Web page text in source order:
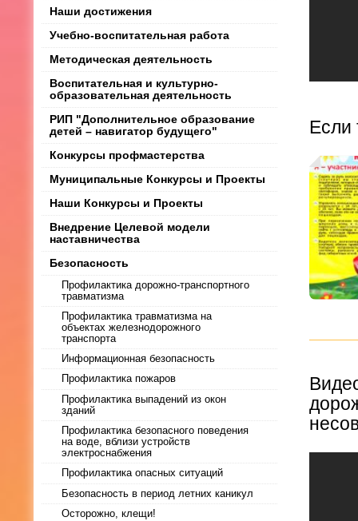
Наши достижения
Учебно-воспитательная работа
Методическая деятельность
Воспитательная и культурно-
образовательная деятельность
РИП "Дополнительное образование
детей – навигатор будущего"
Конкурсы профмастерства
Муниципальные Конкурсы и Проекты
Наши Конкурсы и Проекты
Внедрение Целевой модели
наставничества
Безопасность
Профилактика дорожно-транспортного
травматизма
Профилактика травматизма на
объектах железнодорожного
транспорта
Информационная безопасность
Профилактика пожаров
Профилактика выпадений из окон
зданий
Профилактика безопасного поведения
на воде, вблизи устройств
электроснабжения
Профилактика опасных ситуаций
Безопасность в период летних каникул
Осторожно, клещи!
Если